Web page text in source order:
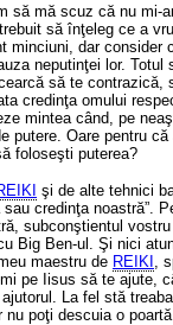
să mă scuz că nu
să înţeleg ce a
dar
neputinţei lor.
să te
credinţa omului
mintea când, pe
Oare pentru
foloseşti puterea?
şi de alte tehnici
credinţa noastră”.
subconştientul
Big Ben-ul. Şi nici
maestru de REIKI
,
pe Iisus să te ajute,
La fel stă
poţi descuia o